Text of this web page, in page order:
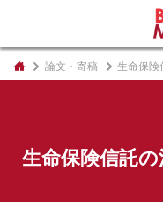
論文・寄稿 生命保険
生命保険信託